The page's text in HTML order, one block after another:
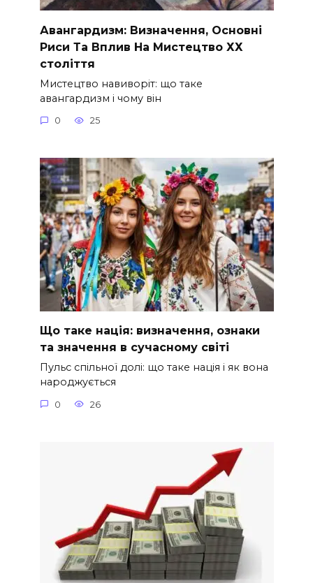
Авангардизм: Визначення, Основні
Риси Та Вплив На Мистецтво ХХ
століття
Мистецтво навиворіт: що таке
авангардизм і чому він
0 25
Що таке нація: визначення, ознаки
та значення в сучасному світі
Пульс спільної долі: що таке нація і як вона
народжується
0 26